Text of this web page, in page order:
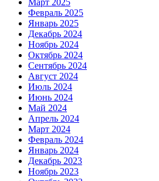
Март 2025
Февраль 2025
Январь 2025
Декабрь 2024
Ноябрь 2024
Октябрь 2024
Сентябрь 2024
Август 2024
Июль 2024
Июнь 2024
Май 2024
Апрель 2024
Март 2024
Февраль 2024
Январь 2024
Декабрь 2023
Ноябрь 2023